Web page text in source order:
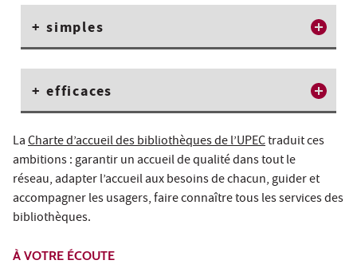
+ simples
+ efficaces
LaCharte d’accueil des bibliothèques de l’UPECtraduit ces
ambitions : garantir un accueil de qualité dans tout le
réseau, adapter l’accueil aux besoins de chacun, guider et
accompagner les usagers, faire connaître tous les services des
bibliothèques.
À VOTRE ÉCOUTE